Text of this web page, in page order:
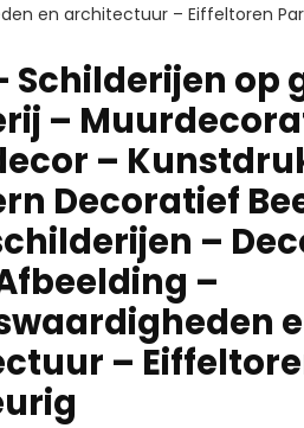
en architectuur – Eiffeltoren
Schilderijen op
–
–
Decoratief
–
–
–